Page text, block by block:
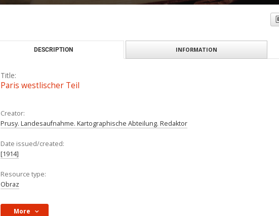
DESCRIPTION INFORMATION
Title:
Paris westlischer Teil
Creator:
Prusy. Landesaufnahme. Kartographische Abteilung. Redaktor
Date issued/created:
[1914]
Resource type:
Obraz
More